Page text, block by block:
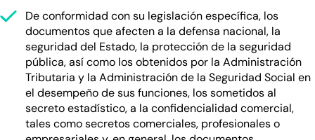
De conformidad con su legislación específica, los
documentos que afecten a la defensa nacional, la
seguridad del Estado, la protección de la seguridad
pública, así como los obtenidos por la Administración
Tributaria y la Administración de la Seguridad Social en
el desempeño de sus funciones, los sometidos al
secreto estadístico, a la confidencialidad comercial,
tales como secretos comerciales, profesionales o